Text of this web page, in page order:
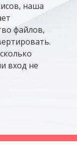
наша
файлов,
вход не